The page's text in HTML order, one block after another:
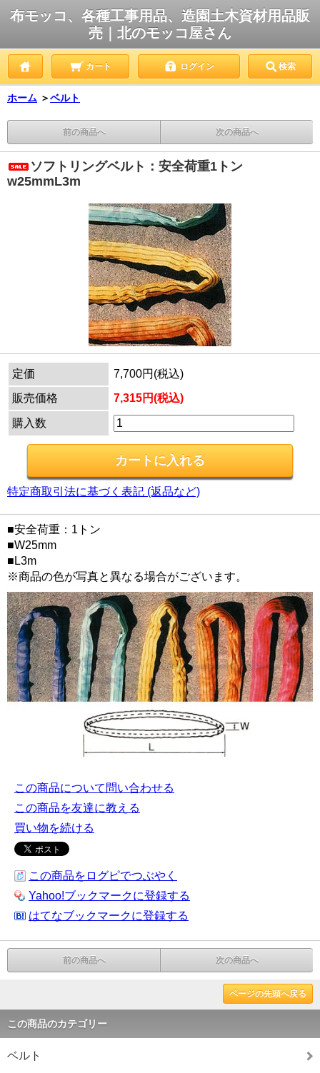
布モッコ、各種工事用品、造園土木資材用品販
売｜北のモッコ屋さん
カート ログイン 検索
ホーム ＞ベルト
前の商品へ 次の商品へ
ソフトリングベルト：安全荷重1トン
w25mmL3m
定価
7,700円(税込)
販売価格
7,315円(税込)
購入数
特定商取引法に基づく表記 (返品など)
■安全荷重：1トン
■W25mm
■L3m
※商品の色が写真と異なる場合がございます。
この商品について問い合わせる
この商品を友達に教える
買い物を続ける
この商品をログピでつぶやく
Yahoo!ブックマークに登録する
はてなブックマークに登録する
前の商品へ 次の商品へ
ページの先頭へ戻る
この商品のカテゴリー
ベルト